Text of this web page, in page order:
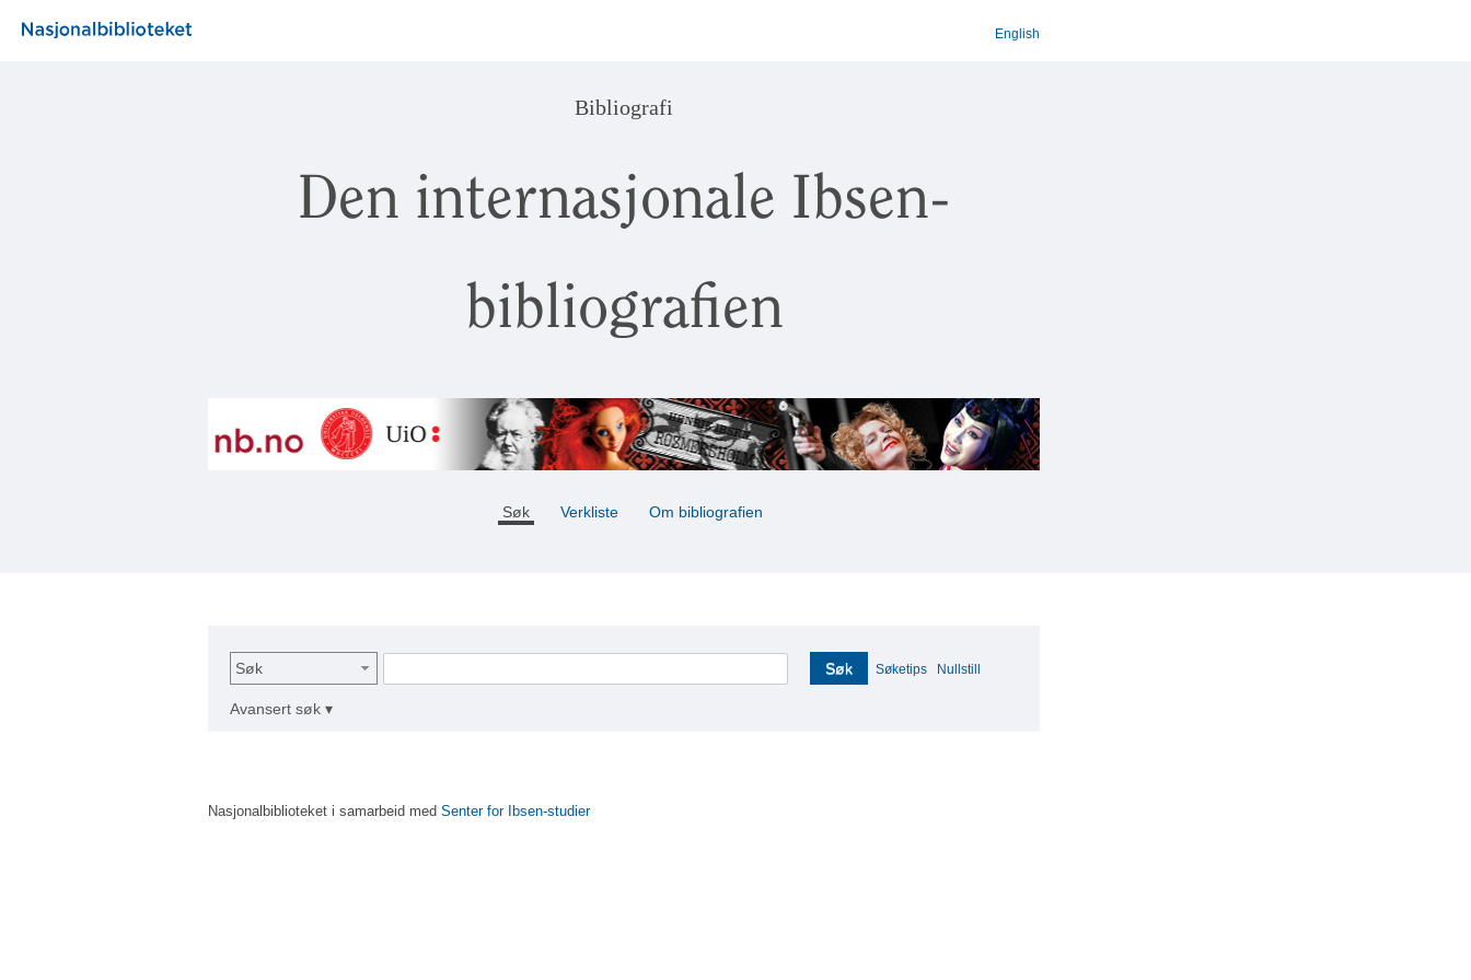
English
Bibliografi
Den internasjonale Ibsen-
bibliografien
Søk Verkliste Om bibliografien
Søk Søk Søketips Nullstill
Avansert søk ▾
Nasjonalbiblioteket i samarbeid med Senter for Ibsen-studier